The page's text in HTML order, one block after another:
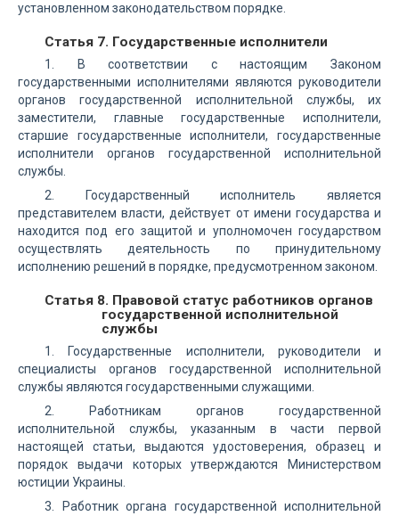
установленном законодательством порядке.
Статья 7. Государственные исполнители
1. В соответствии с настоящим Законом
государственными исполнителями являются руководители
органов государственной исполнительной службы, их
заместители, главные государственные исполнители,
старшие государственные исполнители, государственные
исполнители органов государственной исполнительной
службы.
2. Государственный исполнитель является
представителем власти, действует от имени государства и
находится под его защитой и уполномочен государством
осуществлять деятельность по принудительному
исполнению решений в порядке, предусмотренном законом.
Статья 8. Правовой статус работников органов
государственной исполнительной
службы
1. Государственные исполнители, руководители и
специалисты органов государственной исполнительной
службы являются государственными служащими.
2. Работникам органов государственной
исполнительной службы, указанным в части первой
настоящей статьи, выдаются удостоверения, образец и
порядок выдачи которых утверждаются Министерством
юстиции Украины.
3. Работник органа государственной исполнительной